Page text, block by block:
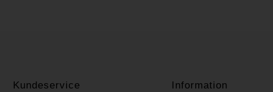
Kundeservice Information